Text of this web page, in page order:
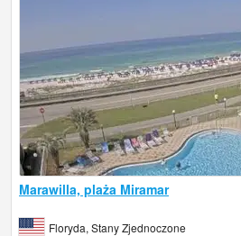
Marawilla, plaża Miramar
Floryda, Stany Zjednoczone